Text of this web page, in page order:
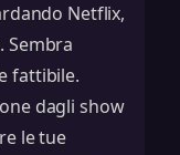
Netflix,
Sembra
fattibile.
dagli show
le tue